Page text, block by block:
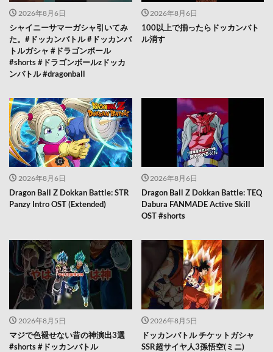
2026年8月6日
シャイニーサマーガシャ引いてみ
た。#ドッカンバトル #ドッカンバ
トルガシャ #ドラゴンボール
#shorts #ドラゴンボールzドッカ
ンバトル #dragonball
2026年8月6日
100以上で揃ったらドッカンバト
ル消す
2026年8月6日
Dragon Ball Z Dokkan Battle: STR
Panzy Intro OST (Extended)
2026年8月6日
Dragon Ball Z Dokkan Battle: TEQ
Dabura FANMADE Active Skill
OST #shorts
2026年8月5日
マジで色褪せない昔の神演出3選
#shorts #ドッカンバトル
2026年8月5日
ドッカンバトル チケットガシャ
SSR超サイヤ人3孫悟空(ミニ)